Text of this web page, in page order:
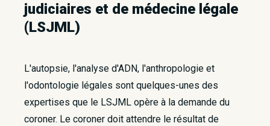
judiciaires et de médecine légale
(LSJML)
L'autopsie, l'analyse d'ADN, l'anthropologie et
l'odontologie légales sont quelques-unes des
expertises que le LSJML opère à la demande du
coroner. Le coroner doit attendre le résultat de